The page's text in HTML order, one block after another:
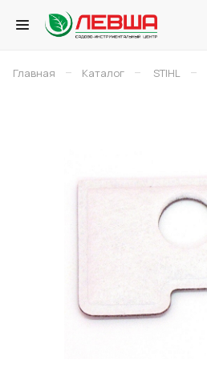
Главная – Каталог – STIHL –